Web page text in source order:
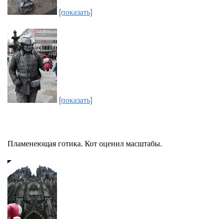
[показать]
[показать]
Пламенеющая готика. Кот оценил масштабы.